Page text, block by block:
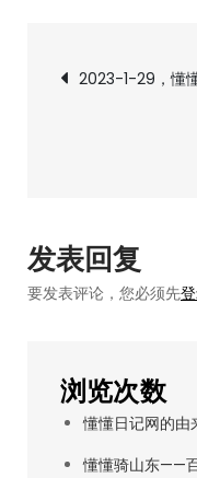
文
航
2023-1-29，懂
发表回复
要发表评论，您必须先
浏览次数
懂懂日记网的由
懂懂骑山东——